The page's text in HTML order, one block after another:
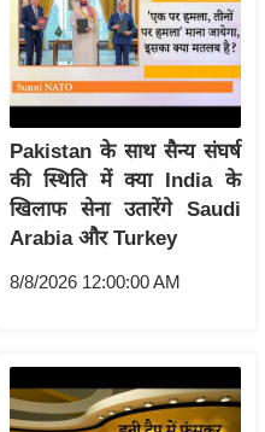
Pakistan के साथ सैन्य संघर्ष
की स्थिति में क्या India के
खिलाफ सेना उतारेंगे Saudi
Arabia और Turkey
8/8/2026 12:00:00 AM